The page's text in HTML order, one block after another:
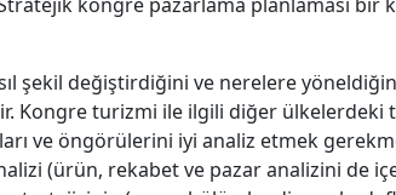
şekil değiştirdiğini ve nerelere
Kongre turizmi ile ilgili diğer ülkelerdeki
ve öngörülerini iyi analiz etmek
(ürün, rekabet ve pazar analizini de